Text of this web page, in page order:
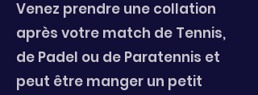
Venez prendre une collation
après votre match de Tennis,
de Padel ou de Paratennis et
peut être manger un petit